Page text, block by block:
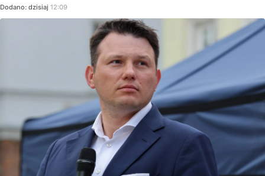
Dodano: dzisiaj 12:09